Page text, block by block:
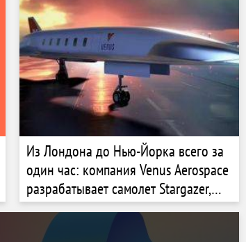
Из Лондона до Нью-Йорка всего за
один час: компания Venus Aerospace
разрабатывает самолет Stargazer,
который способен развивать
скорость более 7,300 км/ч